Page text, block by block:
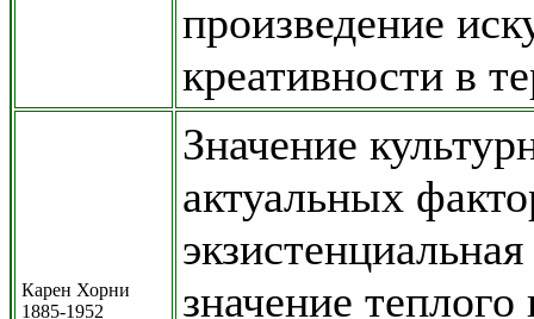
произведение
креативности в
Карен Хорни
1885-1952
Значение
актуальных
значение